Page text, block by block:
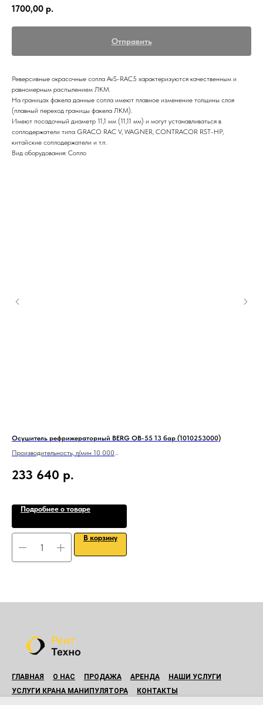
1700,00 р.
Отправить
Реверсивные окрасочные сопла AvS-RAC5 характеризуются качественным и
равномерным распылением ЛКМ.
На границах факела данные сопла имеют плавное изменение толщины слоя
(плавный переход границы факела ЛКМ).
Имеют посадочный диаметр 11,1 мм (11,11 мм) и могут устанавливаться в
соплодержатели типа GRACO RAC V, WAGNER, CONTRACOR RST-HP,
китайские соплодержатели и т.п.
Вид оборудования: Сопло
Осушитель рефрижераторный BERG OB-55 13 бар (1010253000)
Производительность, л/мин 10 000
233 640 р.
Подробнее о товаре
В корзину
ГЛАВНАЯ О НАС ПРОДАЖА АРЕНДА
НАШИ УСЛУГИ
УСЛУГИ КРАНА МАНИПУЛЯТОРА
КОНТАКТЫ